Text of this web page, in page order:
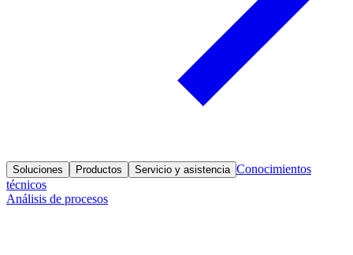
Soluciones Productos Servicio y asistencia Conocimientos
técnicos
Análisis de procesos